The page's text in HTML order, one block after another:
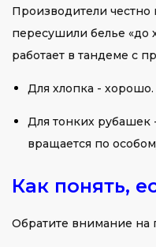
Производители честно
пересушили белье «до
работает в тандеме с
Для хлопка - хорошо.
Для тонких рубашек
вращается по
Как понять,
Обратите внимание на